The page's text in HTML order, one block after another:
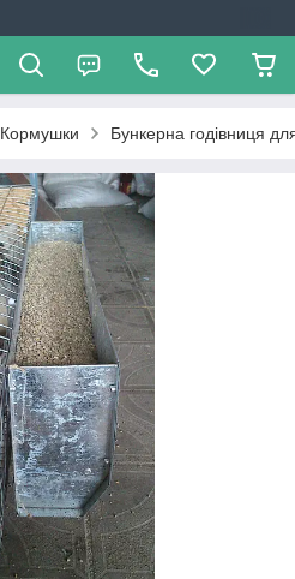
Кормушки Бункерна годівниця